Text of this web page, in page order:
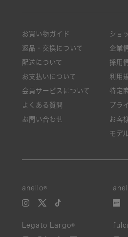
お買い物ガイド
返品・交換について
配送について
お支払いについて
会員サービスについて
よくある質問
お問い合わせ
ショ
企業
採用
利用
特定
プラ
お客
モデ
anello®
Legato Largo®